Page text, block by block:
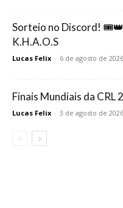
Sorteio no Discord!
K.H.A.O.S
Lucas Felix - 6 de agosto de 2026
Finais Mundiais da CRL
Lucas Felix - 3 de agosto de 2026